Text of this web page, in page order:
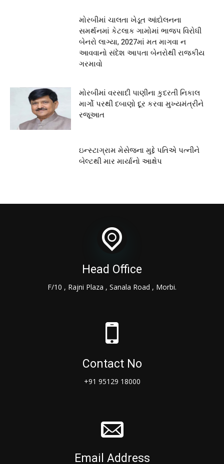
મોરબીમાં ચાલતા ખેડૂત આંદોલનના
સમર્થનમાં કેટલાક ગામોમાં ભાજપ વિરોધી
બેનરો લાગ્યા, 2027માં મત માગવા ન
આવવાનો સંદેશ આપતા બેનરોથી રાજકીય
ગરમાવો
મોરબીમાં વરસાદી પાણીના કુદરતી નિકાલ
માર્ગો પરથી દબાણો દૂર કરવા મુખ્યમંત્રીને
રજૂઆત
ઇન્સ્ટાગ્રામ મેસેજના મુદ્દે પતિએ પત્નીને
બેલ્ટથી માર માર્યાનો આક્ષેપ
Head Office
F/10 , Rajni Plaza , Sanala Road , Morbi.
Contact No
+91 95129 18000
Email Address